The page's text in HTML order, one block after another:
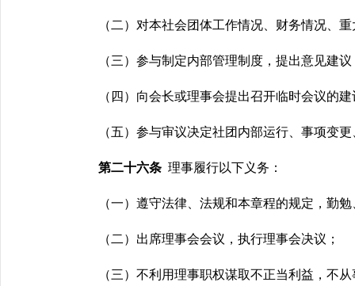
（二）对本社会团体工作情况、财务情况、
（三）参与制定内部管理制度，提出意见建议
（四）向会长或理事会提出召开临时会议的
（五）参与审议决定社团内部运行 事项变更
第二十六条 理事履行以下义务：
（一）遵守法律、法规和本章程的规定，勤
（二）出席理事会会议，执行理事会决议；
（三）不利用理事职权谋取不正当利益，不